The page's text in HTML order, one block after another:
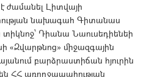
ժամանել Լիտվայի
նախագահ Գիտանաս
Դիանա Նաուսեդիենեի
«Զվարթնոց» միջազգային
բարձրաստիճան հյուրին
ՀՀ առողջապահության